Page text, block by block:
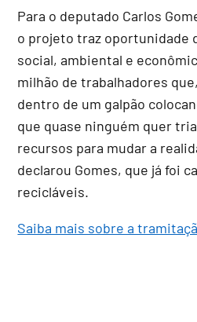
Para o deputado Carlos
o projeto traz oportunidade
social, ambiental e
milhão de trabalhadores
dentro de um galpão
que quase ninguém quer
recursos para mudar a
declarou Gomes, que já foi
recicláveis.
Saiba mais sobre a